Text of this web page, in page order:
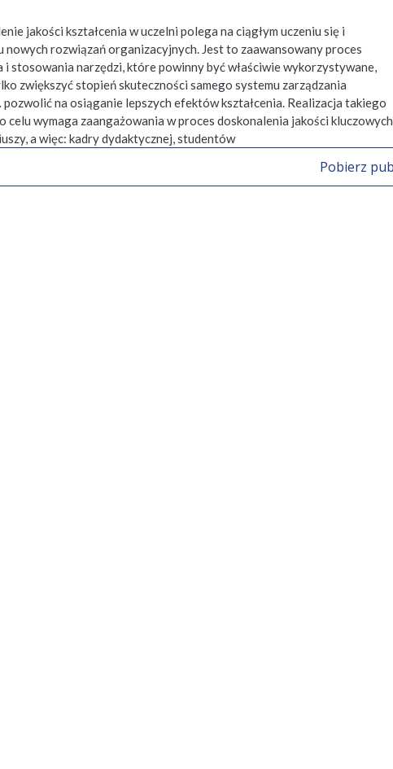
jakości kształcenia w uczelni polega na ciągłym uczeniu się i
nowych rozwiązań organizacyjnych. Jest to zaawansowany proces
i stosowania narzędzi, które powinny być właściwie wykorzystywane,
zwiększyć stopień skuteczności samego systemu zarządzania
na osiąganie lepszych efektów kształcenia. Realizacja takiego
celu wymaga zaangażowania w proces doskonalenia jakości kluczowych
a więc: kadry dydaktycznej, studentów
Pobierz